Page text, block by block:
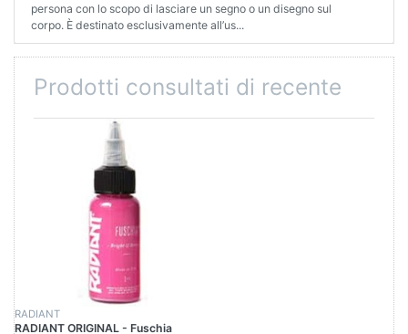
persona con lo scopo di lasciare un segno o un disegno sul
corpo. È destinato esclusivamente all’us...
Prodotti consultati di recente
RADIANT
RADIANT ORIGINAL - Fuschia